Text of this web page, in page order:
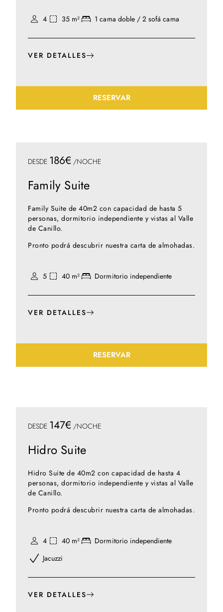
4 35 m² 1 cama doble / 2 sofá cama
VER DETALLES
RESERVAR
DESDE 186€ /NOCHE
Family Suite
Family Suite de 40m2 con capacidad de hasta 5
personas, dormitorio independiente y vistas al Valle
de Canillo.
Pronto podrá descubrir nuestra carta de almohadas.
5 40 m² Dormitorio independiente
VER DETALLES
RESERVAR
DESDE 147€ /NOCHE
Hidro Suite
Hidro Suite de 40m2 con capacidad de hasta 4
personas, dormitorio independiente y vistas al Valle
de Canillo.
Pronto podrá descubrir nuestra carta de almohadas.
4 40 m²
Dormitorio independiente
Jacuzzi
VER DETALLES